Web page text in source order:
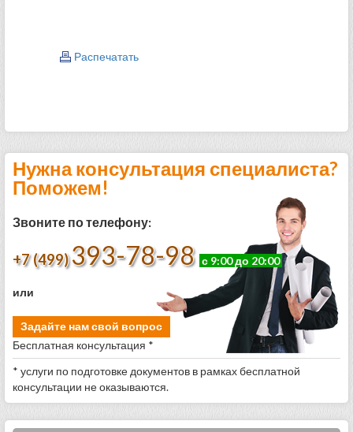
Распечатать
Нужна консультация специалиста?
Поможем!
Звоните по телефону:
+7 (499) 393-78-98 с 9:00 до 20:00
или
Задайте нам свой вопрос
Бесплатная консультация *
* услуги по подготовке документов в рамках бесплатной
консультации не оказываются.